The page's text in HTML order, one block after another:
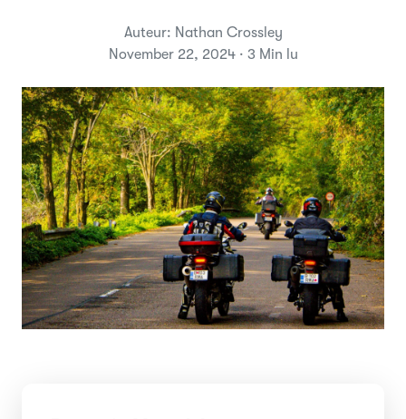
Auteur: Nathan Crossley
November 22, 2024 · 3 Min lu